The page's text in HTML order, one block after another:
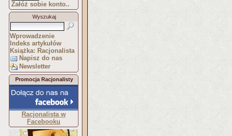
Załóż sobie konto..
Wyszukaj
Wprowadzenie
Indeks artykułów
Książka: Racjonalista
Napisz do nas
Newsletter
Promocja Racjonalisty
Racjonalista w
Facebooku